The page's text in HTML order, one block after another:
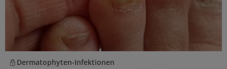
Dermatophyten-Infektionen